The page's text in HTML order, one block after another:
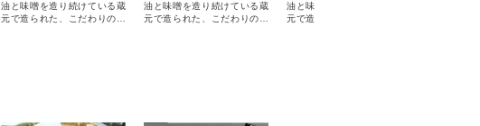
油と味噌を造り続けている蔵
元で造られた、こだわりの伝
油と味噌を造り続けている蔵
元で造られた、こだわりの伝
油と味噌を造り続けている蔵
元で造られた、こだわりの伝